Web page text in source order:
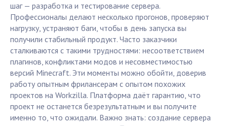
шаг — разработка и тестирование сервера.
Профессионалы делают несколько прогонов, проверяют
нагрузку, устраняют баги, чтобы в день запуска вы
получили стабильный продукт. Часто заказчики
сталкиваются с такими трудностями: несоответствием
плагинов, конфликтами модов и несовместимостью
версий Minecraft. Эти моменты можно обойти, доверив
работу опытным фрилансерам с опытом похожих
проектов на Workzilla. Платформа даёт гарантию, что
проект не останется безрезультатным и вы получите
именно то, что ожидали. Важно знать: создание сервера